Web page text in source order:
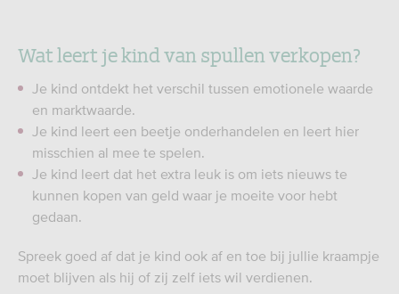
Wat leert je kind van spullen verkopen?
Je kind ontdekt het verschil tussen emotionele waarde
en marktwaarde.
Je kind leert een beetje onderhandelen en leert hier
misschien al mee te spelen.
Je kind leert dat het extra leuk is om iets nieuws te
kunnen kopen van geld waar je moeite voor hebt
gedaan.
Spreek goed af dat je kind ook af en toe bij jullie kraampje
moet blijven als hij of zij zelf iets wil verdienen.